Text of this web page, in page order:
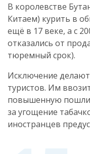
В королевстве
Китаем) курить в
ещё в 17 веке, а с
отказались от
тюремный срок).
Исключение
туристов. Им
повышенную
за угощение
иностранцев